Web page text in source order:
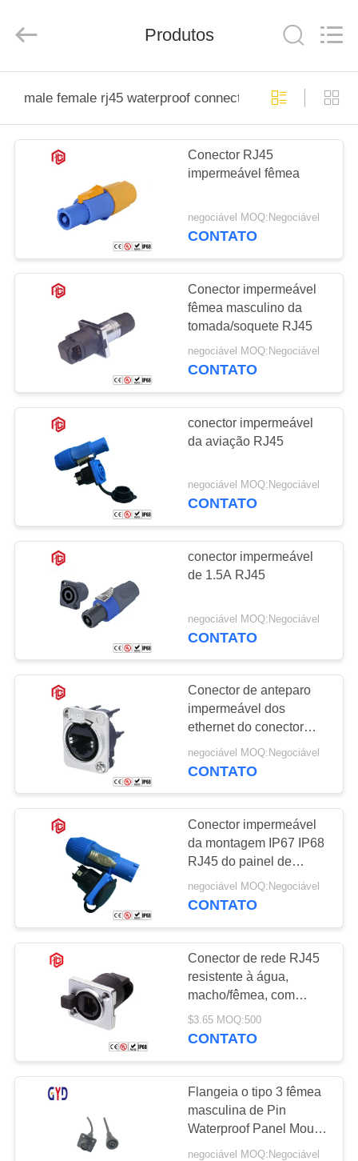
PRODUTOS
EXCURSÃO
FÁBRICA
CONTROLE
DA
QUALIDADE
MAPA
SITE
PRIVACY
POLICY
Ltd..
Produtos
male female rj45 waterproof connector
Conector RJ45
impermeável fêmea
negociável MOQ:Negociável
CONTATO
Conector impermeável
fêmea masculino da
tomada/soquete RJ45
negociável MOQ:Negociável
CONTATO
conector impermeável
da aviação RJ45
negociável MOQ:Negociável
CONTATO
conector impermeável
de 1.5A RJ45
negociável MOQ:Negociável
CONTATO
Conector de anteparo
impermeável dos
ethernet do conector
1.5A do PVC/borracha
36V RJ45
negociável MOQ:Negociável
CONTATO
Conector impermeável
da montagem IP67 IP68
RJ45 do painel de
exposição do diodo
emissor de luz
negociável MOQ:Negociável
CONTATO
Conector de rede RJ45
resistente à água,
macho/fêmea, com
contatos de cobre e
caixa de nylon,
$3.65 MOQ:500
CONTATO
Flangeia o tipo 3 fêmea
masculina de Pin
Waterproof Panel Mount
Connector
negociável MOQ:Negociável